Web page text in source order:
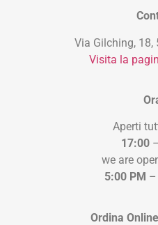
Via Gilching, 18,
Visita la
Aperti
17:00–
we are
5:00 PM –
Ordina